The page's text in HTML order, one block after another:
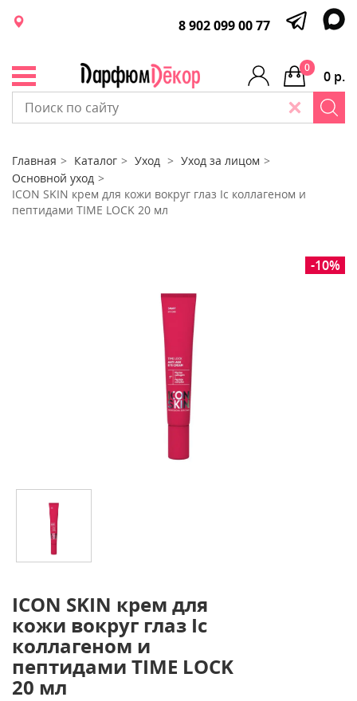
8 902 099 00 77
0 р.
0
Главная Каталог Уход
Уход за лицом
Основной уход
ICON SKIN крем для кожи вокруг глаз Iс коллагеном и
пептидами TIME LOCK 20 мл
-10%
ICON SKIN крем для
кожи вокруг глаз Iс
коллагеном и
пептидами TIME LOCK
20 мл